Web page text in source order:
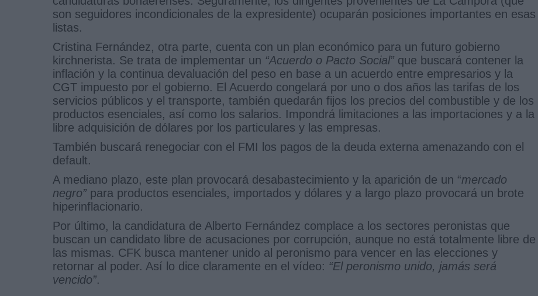
son seguidores incondicionales de la expresidente) ocuparán posiciones importantes en esas
listas.
Cristina Fernández, otra parte, cuenta con un plan económico para un futuro gobierno
kirchnerista. Se trata de implementar un “Acuerdo o Pacto Social” que buscará contener la
inflación y la continua devaluación del peso en base a un acuerdo entre empresarios y la
CGT impuesto por el gobierno. El Acuerdo congelará por uno o dos años las tarifas de los
servicios públicos y el transporte, también quedarán fijos los precios del combustible y de los
productos esenciales, así como los salarios. Impondrá limitaciones a las importaciones y a la
libre adquisición de dólares por los particulares y las empresas.
También buscará renegociar con el FMI los pagos de la deuda externa amenazando con el
default.
A mediano plazo, este plan provocará desabastecimiento y la aparición de un “mercado
negro” para productos esenciales, importados y dólares y a largo plazo provocará un brote
hiperinflacionario.
Por último, la candidatura de Alberto Fernández complace a los sectores peronistas que
buscan un candidato libre de acusaciones por corrupción, aunque no está totalmente libre de
las mismas. CFK busca mantener unido al peronismo para vencer en las elecciones y
retornar al poder. Así lo dice claramente en el vídeo: “El peronismo unido, jamás será
vencido”.